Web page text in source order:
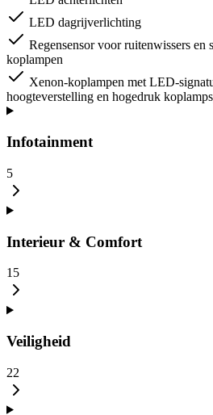
LED dagrijverlichting
Regensensor voor ruitenwissers en
koplampen
Xenon-koplampen met LED-
hoogteverstelling en hogedruk
Infotainment
5
Interieur & Comfort
15
Veiligheid
22